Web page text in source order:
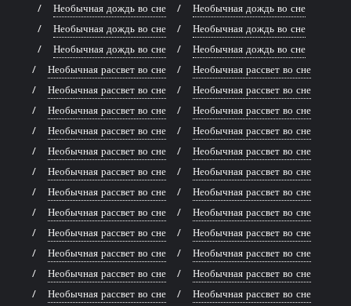
Необычная дождь во сне
Необычная дождь во сне
Необычная дождь во сне
Необычная дождь во сне
Необычная дождь во сне
Необычная дождь во сне
Необычная рассвет во сне
Необычная рассвет во сне
Необычная рассвет во сне
Необычная рассвет во сне
Необычная рассвет во сне
Необычная рассвет во сне
Необычная рассвет во сне
Необычная рассвет во сне
Необычная рассвет во сне
Необычная рассвет во сне
Необычная рассвет во сне
Необычная рассвет во сне
Необычная рассвет во сне
Необычная рассвет во сне
Необычная рассвет во сне
Необычная рассвет во сне
Необычная рассвет во сне
Необычная рассвет во сне
Необычная рассвет во сне
Необычная рассвет во сне
Необычная рассвет во сне
Необычная рассвет во сне
Необычная рассвет во сне
Необычная рассвет во сне